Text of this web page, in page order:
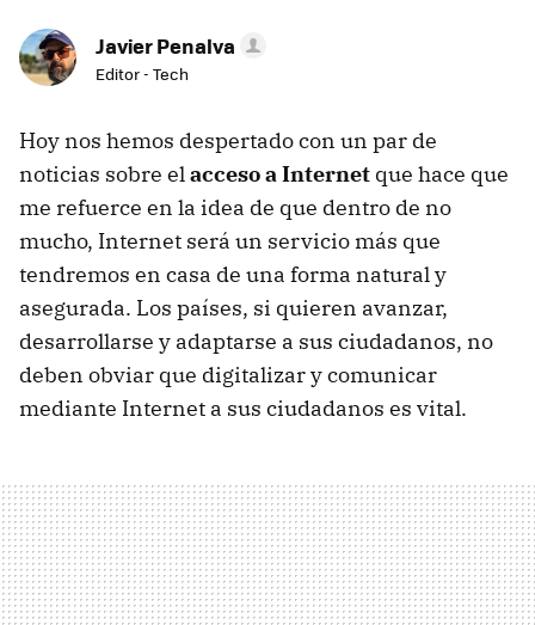
Javier Penalva
Editor - Tech
Hoy nos hemos despertado con un par de
noticias sobre elacceso a Internet que hace que
me refuerce en la idea de que dentro de no
mucho, Internet será un servicio más que
tendremos en casa de una forma natural y
asegurada. Los países, si quieren avanzar,
desarrollarse y adaptarse a sus ciudadanos, no
deben obviar que digitalizar y comunicar
mediante Internet a sus ciudadanos es vital.